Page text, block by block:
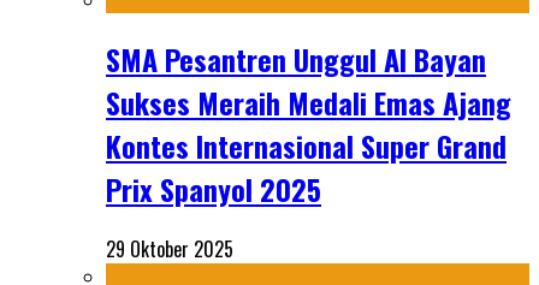
SMA Pesantren Unggul Al Bayan
Sukses Meraih Medali Emas Ajang
Kontes Internasional Super Grand
Prix Spanyol 2025
29 Oktober 2025